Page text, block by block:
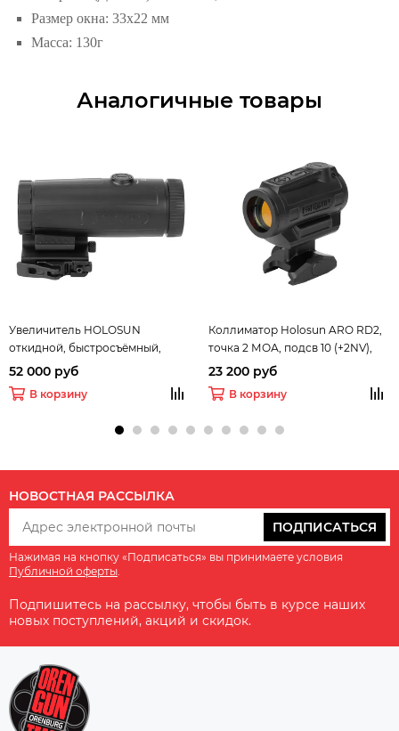
Размер окна: 33х22 мм
Масса: 130г
Аналогичные товары
Увеличитель HOLOSUN
откидной, быстросъёмный,
кратность х6, +проставка
325г
52 000 руб
В корзину
Коллиматор Holosun ARO RD2,
точка 2 МОА, подсв 10 (+2NV),
96г
23 200 руб
В корзину
НОВОСТНАЯ РАССЫЛКА
ПОДПИСАТЬСЯ
Нажимая на кнопку «Подписаться» вы принимаете условия
Публичной оферты
Подпишитесь на рассылку, чтобы быть в курсе наших
новых поступлений, акций и скидок.